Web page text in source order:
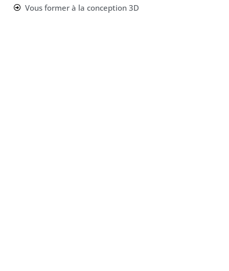
Vous former à la conception 3D